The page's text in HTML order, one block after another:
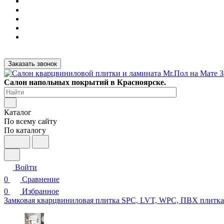
Заказать звонок
Салон напольных покрытий в Красноярске.
Каталог
По всему сайту
По каталогу
Войти
0
Сравнение
0
Избранное
Замковая кварцвиниловая плитка SPC, LVT, WPC, ПВХ